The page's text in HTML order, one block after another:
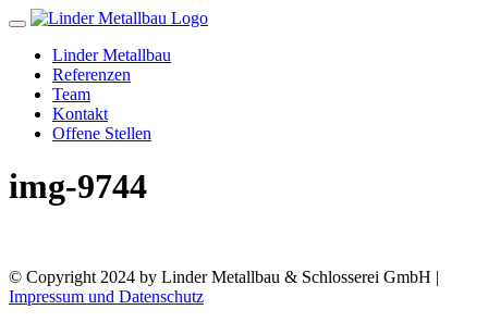
Toggle
navigationLinder Metallbau
Referenzen
Team
Kontakt
Offene Stellen
img-9744
© Copyright 2024 by Linder Metallbau & Schlosserei GmbH |
Impressum und Datenschutz